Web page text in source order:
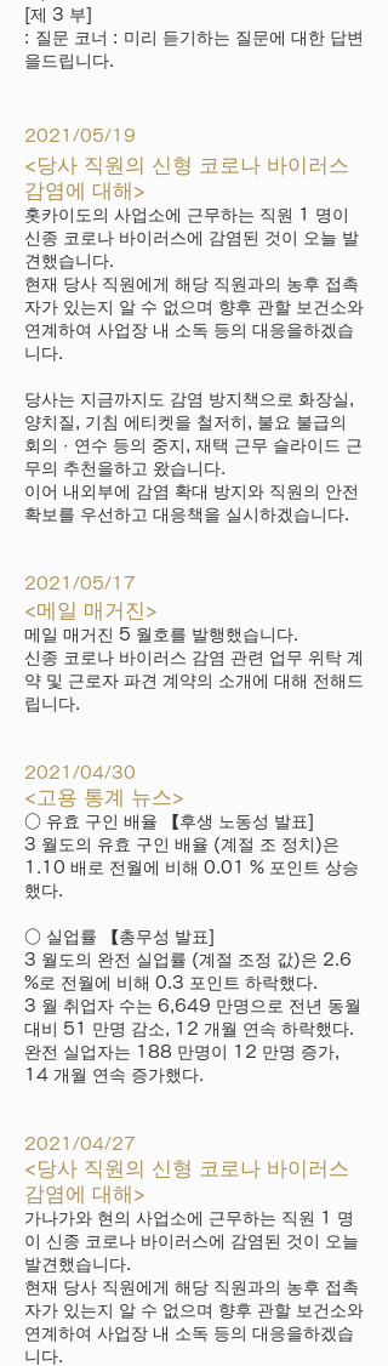
[제 3 부]
: 질문 코너 : 미리 듣기하는 질문에 대한 답변
을드립니다.
2021/05/19
<당사 직원의 신형 코로나 바이러스
감염에 대해>
홋카이도의 사업소에 근무하는 직원 1 명이
신종 코로나 바이러스에 감염된 것이 오늘 발
견했습니다.
현재 당사 직원에게 해당 직원과의 농후 접촉
자가 있는지 알 수 없으며 향후 관할 보건소와
연계하여 사업장 내 소독 등의 대응을하겠습
니다.
당사는 지금까지도 감염 방지책으로 화장실,
양치질, 기침 에티켓을 철저히, 불요 불급의
회의 · 연수 등의 중지, 재택 근무 슬라이드 근
무의 추천을하고 왔습니다.
이어 내외부에 감염 확대 방지와 직원의 안전
확보를 우선하고 대응책을 실시하겠습니다.
2021/05/17
<메일 매거진>
메일 매거진 5 월호를 발행했습니다.
신종 코로나 바이러스 감염 관련 업무 위탁 계
약 및 근로자 파견 계약의 소개에 대해 전해드
립니다.
2021/04/30
<고용 통계 뉴스>
○ 유효 구인 배율 【후생 노동성 발표]
3 월도의 유효 구인 배율 (계절 조 정치)은
1.10 배로 전월에 비해 0.01 % 포인트 상승
했다.
○ 실업률 【총무성 발표]
3 월도의 완전 실업률 (계절 조정 값)은 2.6
%로 전월에 비해 0.3 포인트 하락했다.
3 월 취업자 수는 6,649 만명으로 전년 동월
대비 51 만명 감소, 12 개월 연속 하락했다.
완전 실업자는 188 만명이 12 만명 증가,
14 개월 연속 증가했다.
2021/04/27
<당사 직원의 신형 코로나 바이러스
감염에 대해>
가나가와 현의 사업소에 근무하는 직원 1 명
이 신종 코로나 바이러스에 감염된 것이 오늘
발견했습니다.
현재 당사 직원에게 해당 직원과의 농후 접촉
자가 있는지 알 수 없으며 향후 관할 보건소와
연계하여 사업장 내 소독 등의 대응을하겠습
니다.